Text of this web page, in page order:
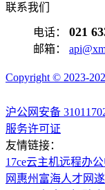
联系我们
电话： 021
邮箱：
Copyright © 2023-
沪公网安备
服务许可证
友情链接：
17ce云主机远程办公
网 惠州富海人才网